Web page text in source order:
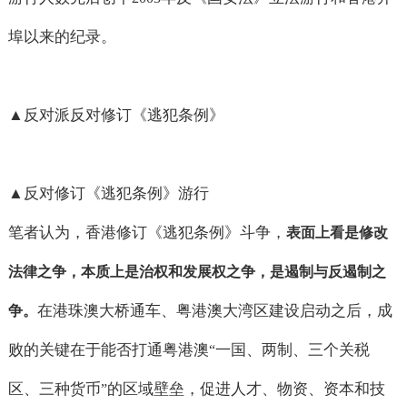
埠以来的纪录。
▲ 反对派反对修订《逃犯条例》
▲ 反对修订《逃犯条例》游行
笔者认为，香港修订《逃犯条例》斗争， 表面上看是修改
法律之争，本质上是治权和发展权之争，是遏制与反遏制之
争。 在港珠澳大桥通车、粤港澳大湾区建设启动之后，成
败的关键在于能否打通粤港澳“一国、两制、三个关税
区、三种货币”的区域壁垒，促进人才、物资、资本和技